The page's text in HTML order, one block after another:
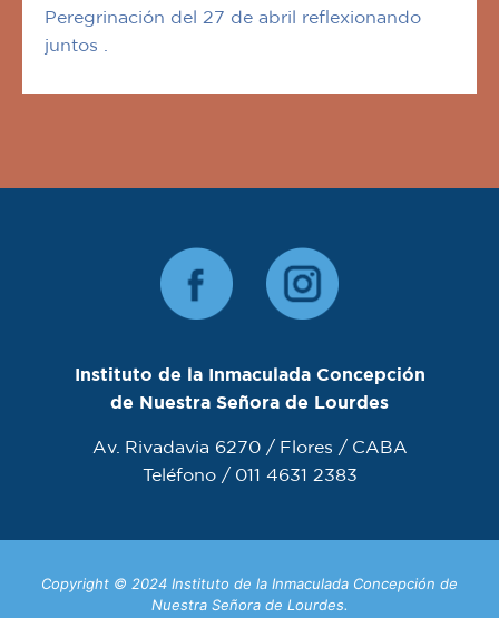
Peregrinación del 27 de abril reflexionando
juntos .
Instituto de la Inmaculada Concepción
de Nuestra Señora de Lourdes
Av. Rivadavia 6270 / Flores / CABA
Teléfono / 011 4631 2383
Copyright © 2024 Instituto de la Inmaculada Concepción de
Nuestra Señora de Lourdes.